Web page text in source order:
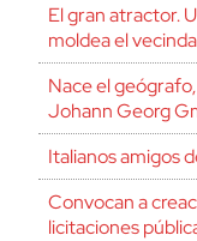
El gran atractor.
moldea el
Nace el
Johann Georg
Italianos amigos
Convocan a
licitaciones